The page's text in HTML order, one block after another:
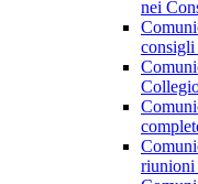
nei
consigli
riunioni